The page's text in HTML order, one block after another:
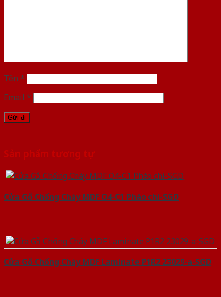
Tên *
Email *
Sản phẩm tương tự
Cửa Gỗ Chống Cháy MDF O4-C1 Phào chi-SGD
Cửa Gỗ Chống Cháy MDF Laminate P1R2 23029-a-SGD